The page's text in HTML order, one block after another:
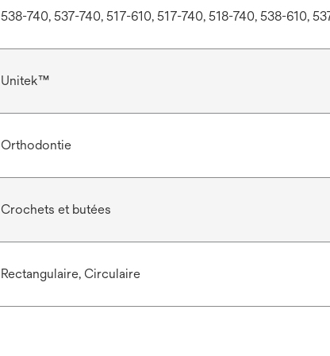
538-740, 537-740, 517-610, 517-740, 518-740, 538-610,
Unitek™
Orthodontie
Crochets et butées
Rectangulaire, Circulaire